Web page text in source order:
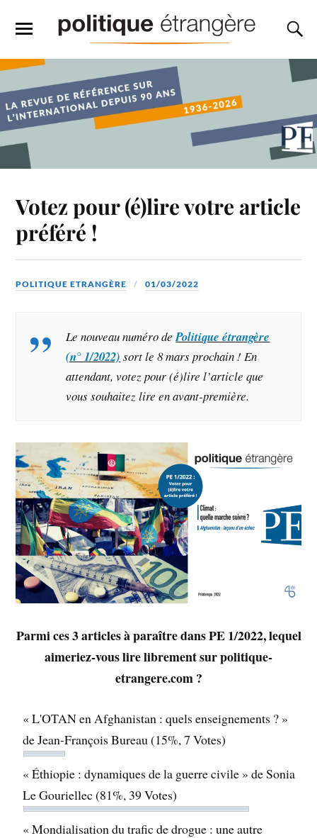
Votez pour (é)lire votre article
préféré !
POLITIQUE ETRANGÈRE 01/03/2022
Le nouveau numéro dePolitique étrangère
(n° 1/2022) sort le 8 mars prochain ! En
attendant, votez pour (é)lire l’article que
vous souhaitez lire en avant-première.
Parmi ces 3 articles à paraître dans PE 1/2022, lequel
aimeriez-vous lire librement sur politique-
etrangere.com ?
« L'OTAN en Afghanistan : quels enseignements ? »
de Jean-François Bureau(15%, 7 Votes)
« Éthiopie : dynamiques de la guerre civile » de Sonia
Le Gouriellec(81%, 39 Votes)
« Mondialisation du trafic de drogue : une autre